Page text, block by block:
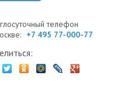
телефон
+7 495 77-000-77